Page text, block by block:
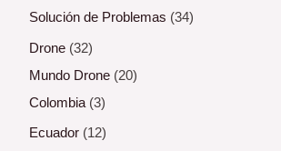
Solución de Problemas (34)
Drone(32)
Mundo Drone(20)
Colombia(3)
Ecuador(12)